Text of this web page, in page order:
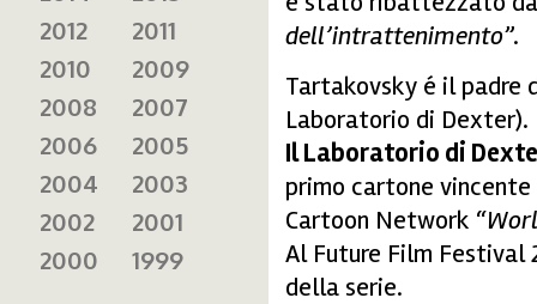
dell’intrattenimento”.
Tartakovsky é il
Laboratorio di Dexter).
Il Laboratorio di
primo cartone
Cartoon Network “
Al Future Film Festival
della serie.
2012
2011
2010
2009
2008
2007
2006
2005
2004
2003
2002
2001
2000
1999